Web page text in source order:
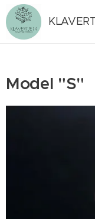
Model "S"